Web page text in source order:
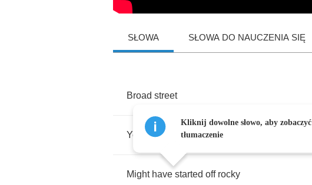
SŁOWA SŁOWA DO NAUCZENIA SIĘ
Broad street
Yeah,we met over sake
Might have started off rocky
Kliknij dowolne słowo, aby zobaczyć
tłumaczenie